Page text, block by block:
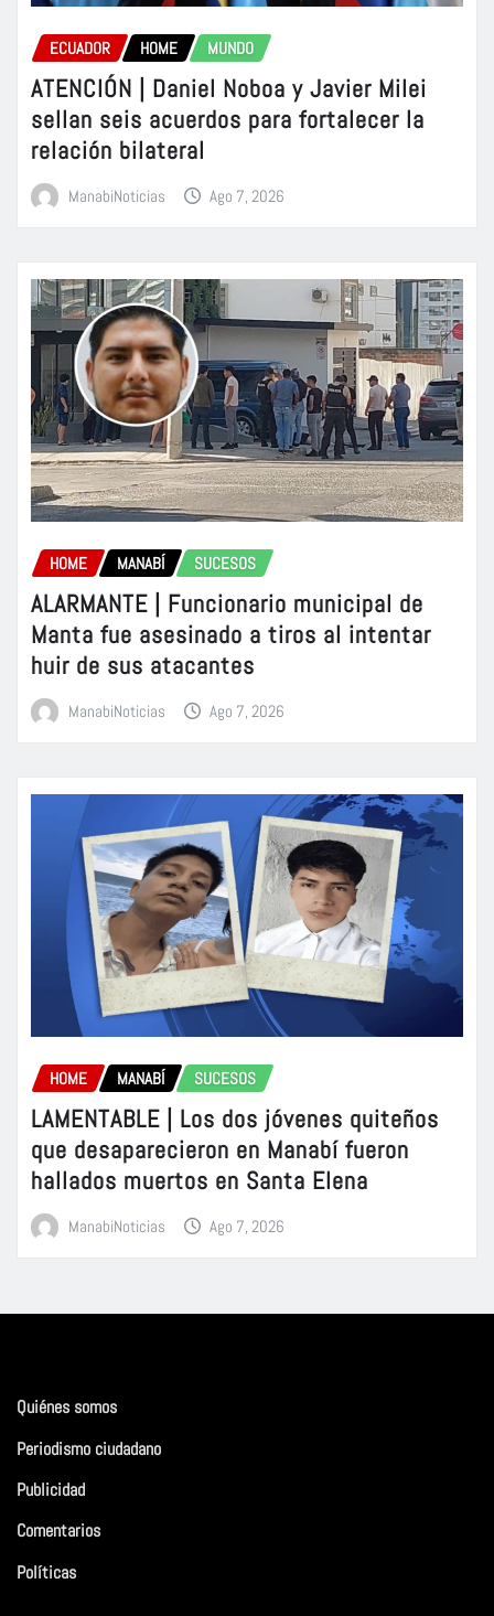
ECUADOR HOME MUNDO
ATENCIÓN | Daniel Noboa y Javier Milei
sellan seis acuerdos para fortalecer la
relación bilateral
ManabiNoticias Ago 7, 2026
HOME MANABÍ SUCESOS
ALARMANTE | Funcionario municipal de
Manta fue asesinado a tiros al intentar
huir de sus atacantes
ManabiNoticias Ago 7, 2026
HOME MANABÍ SUCESOS
LAMENTABLE | Los dos jóvenes quiteños
que desaparecieron en Manabí fueron
hallados muertos en Santa Elena
ManabiNoticias Ago 7, 2026
Quiénes somos
Periodismo ciudadano
Publicidad
Comentarios
Políticas